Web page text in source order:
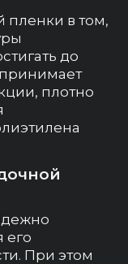
пленки в том,
до
принимает
плотно
его
При этом